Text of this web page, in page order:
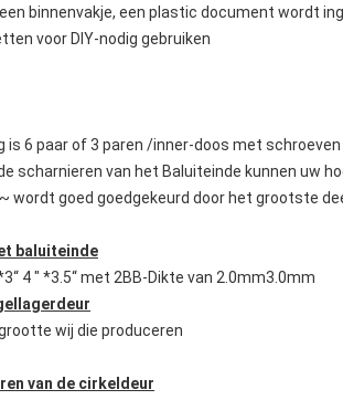
binnenvakje, een plastic document wordt
voor DIY-nodig gebruiken
is 6 paar of 3 paren /inner-doos met
scharnieren van het Baluiteinde kunnen uw
wordt goed goedgekeurd door het grootste
baluiteinde
4 " *3.5“ met 2BB-Dikte van 2.0mm3.0mm
wij die produceren
van de cirkeldeur